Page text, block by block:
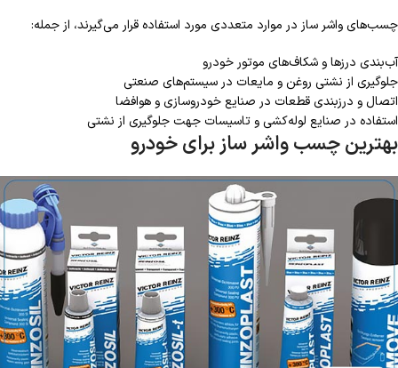
چسب‌های واشر ساز در موارد متعددی مورد استفاده قرار می‌گیرند، از جمله:
آب‌بندی درزها و شکاف‌های موتور خودرو
جلوگیری از نشتی روغن و مایعات در سیستم‌های صنعتی
اتصال و درزبندی قطعات در صنایع خودروسازی و هوافضا
استفاده در صنایع لوله‌کشی و تاسیسات جهت جلوگیری از نشتی
بهترین چسب واشر ساز برای خودرو